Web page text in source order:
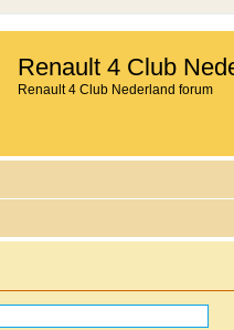
Renault 4 Club
Renault 4 Club Nederland forum